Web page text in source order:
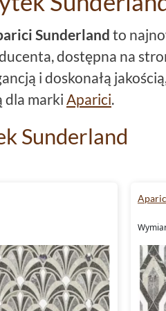
Sunderland to
dostępna na
i doskonałą
dla marki Aparici.
Sunderland
one idealnym